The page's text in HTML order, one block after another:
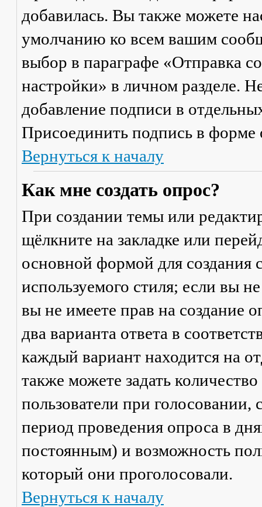
добавилась. Вы также можете
умолчанию ко всем вашим
выбор в параграфе «Отправка
настройки» в личном разделе.
добавление подписи в
Присоединить подпись в форме
Вернуться к началу
Как мне создать опрос?
При создании темы или
щёлкните на закладке или
основной формой для создания
используемого стиля; если вы
вы не имеете прав на создание
два варианта ответа в
каждый вариант находится на
также можете задать
пользователи при
период проведения опроса в
постоянным) и возможность
который они проголосовали.
Вернуться к началу